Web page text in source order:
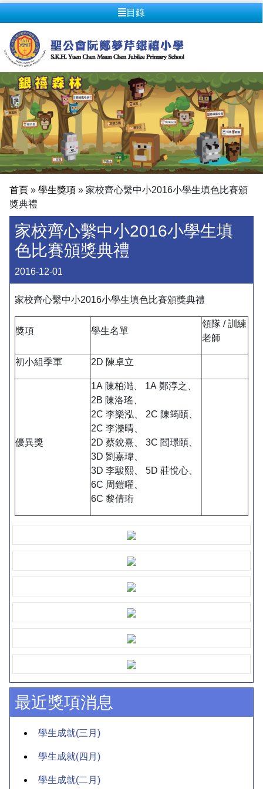
目錄
首頁 » 學生獎項 » 家校齊心繫中小2016小學生填色比賽頒
獎典禮
家校齊心繫中小2016小學生填
色比賽頒獎典禮
2016-12-01
家校齊心繫中小2016小學生填色比賽頒獎典禮
獎項 學生名單
領隊 / 訓練
老師
初小組季軍 2D 陳卓立
優異獎
1A 陳柏澔、 1A 鄭淳之、
2B 陳洛瑤、
2C 李樂泓、 2C 陳筠頤、
2C 李濼晴、
2D 蔡銳熹、 3C 閻璟頤、
3D 劉嘉瑋、
3D 李駿熙、 5D 莊悅心、
6C 周鎧曜、
6C 黎倩珩
最近獎項消息
學生成就(三月)
學生成就(四月)
學生成就(二月)